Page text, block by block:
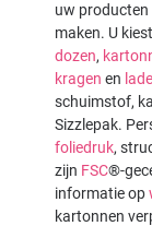
uw producten
maken. U
dozen,
kragen en
schuimstof,
Sizzlepak.
foliedruk,
zijn FSC®-
informatie op
kartonnen